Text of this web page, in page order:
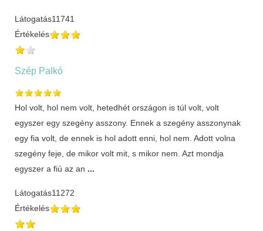
Látogatás11741
Értékelés
Szép Palkó
Hol volt, hol nem volt, hetedhét országon is túl volt, volt
egyszer egy szegény asszony. Ennek a szegény asszonynak
egy fia volt, de ennek is hol adott enni, hol nem. Adott volna
szegény feje, de mikor volt mit, s mikor nem. Azt mondja
egyszer a fiú az an ...
Látogatás11272
Értékelés